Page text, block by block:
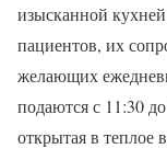
изысканной
пациентов, их
желающих
подаются с 11:30
открытая в теплое